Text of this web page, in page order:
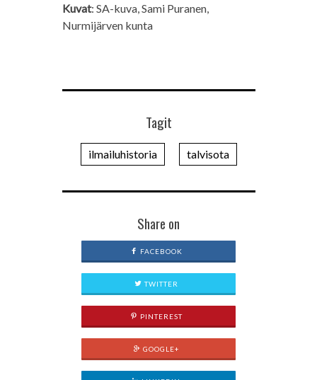
Kuvat: SA-kuva, Sami Puranen,
Nurmijärven kunta
Tagit
ilmailuhistoria talvisota
Share on
FACEBOOK
TWITTER
PINTEREST
GOOGLE+